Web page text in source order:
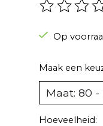
De
Op
Maak een
Hoeveelheid: